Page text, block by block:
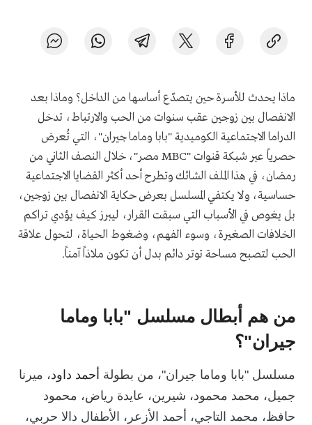
ماذا يحدث للأسرة حين يتصدّع أساسها من الداخل؟ وماذا بعد
الانفصال بين زوجين عقب سنوات من الحب والارتباط، تدخل
الدراما الاجتماعية الكوميدية "بابا وماما جيران"، التي تُعرض
حصرياً عبر شبكة قنوات "MBC مصر"، خلال النصف الثاني من
رمضان، في هذا الملف الشائك وتطرح أحد أكثر القضايا الاجتماعية
حساسية، ولا يكتفي المسلسل بعرض حكاية الانفصال بين زوجين،
بل يغوص في الأسباب التي سبقت القرار، ليبرز كيف يؤدي تراكم
الخلافات الصغيرة، وسوء الفهم، وضغوط الحياة، لتحول علاقة
الحب لتصبح مساحة توتر دائم بدل أن تكون ملاذاً آمناً.
من هم أبطال مسلسل "بابا وماما
جيران"؟
مسلسل "بابا وماما جيران"، من بطولة أحمد داود، ميرنا
جميل، محمد محمود، شيرين، عايدة رياض، محمود
حافظ، محمد التاجي، أحمد الأزعر، الأطفال دالا حربي،